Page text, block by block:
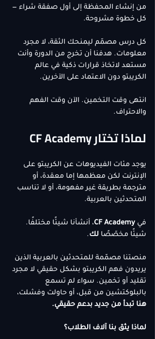
من إنشاء المحفظة إلى أول صفقة شراء —
كل خطوة مشروحة.
كل درس مصمّم ليمنحك الثقة، لا مجرد
معلومات. هدفنا أن تخرج من الدورة وأنت
مستعد لاتخاذ قرارات ذكية في عالم
الكريبتو دون الاعتماد على الآخرين.
انتهى وقت التخمين. الآن وقت الفهم
والاحتراف.
لماذا تختار CF Academy
يوجد مئات الفيديوهات عن الكريبتو على
الإنترنت لكن معظمها إما معقدة، أو
مترجمة بطريقة غير مفهومة، أو لا تناسب
المتحدثين بالعربية.
في CF Academy، أنشأنا شيئًا مختلفًا.
شيئًا مخصّصًا لك.
منصتنا مصمّمة للمتحدثين بالعربية الذين
يريدون فهم الكريبتو بشكل حقيقي لا مجرد
تقليد أو تخمين. سواء لم تسمع
بالبلوكتشين من قبل، أو حاولت وفشلت،
هنا تبدأ من جديد بدعم حقيقي.
لماذا يثق بنا آلاف الطلاب؟